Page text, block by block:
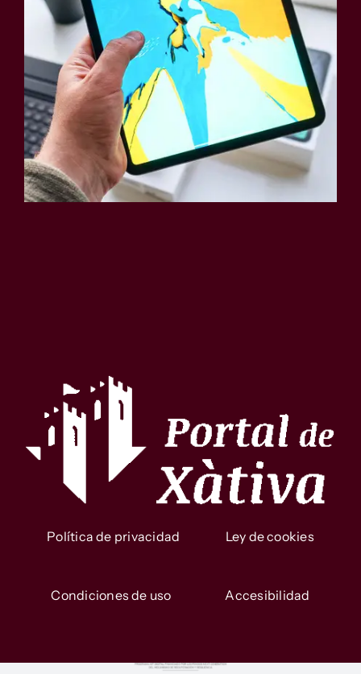
Política de privacidad Ley de cookies
Condiciones de uso Accesibilidad